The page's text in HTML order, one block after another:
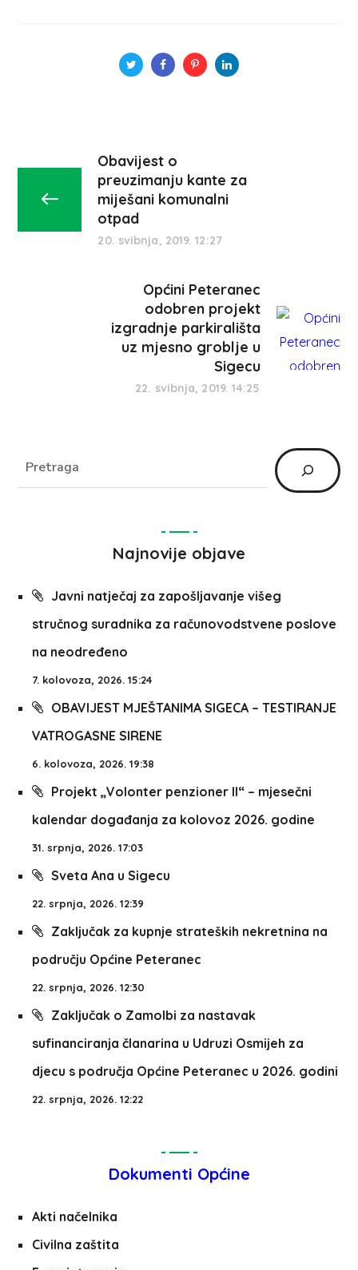
Obavijest o
preuzimanju kante za
miješani komunalni
otpad
20. svibnja, 2019. 12:27
Općini Peteranec
odobren projekt
izgradnje parkirališta
uz mjesno groblje u
Sigecu
22. svibnja, 2019. 14:25
Najnovije objave
Javni natječaj za zapošljavanje višeg
stručnog suradnika za računovodstvene poslove
na neodređeno
7. kolovoza, 2026. 15:24
OBAVIJEST MJEŠTANIMA SIGECA – TESTIRANJE
VATROGASNE SIRENE
6. kolovoza, 2026. 19:38
Projekt „Volonter penzioner II“ – mjesečni
kalendar događanja za kolovoz 2026. godine
31. srpnja, 2026. 17:03
Sveta Ana u Sigecu
22. srpnja, 2026. 12:39
Zaključak za kupnje strateških nekretnina na
području Općine Peteranec
22. srpnja, 2026. 12:30
Zaključak o Zamolbi za nastavak
sufinanciranja članarina u Udruzi Osmijeh za
djecu s područja Općine Peteranec u 2026. godini
22. srpnja, 2026. 12:22
Dokumenti Općine
Akti načelnika
Civilna zaštita